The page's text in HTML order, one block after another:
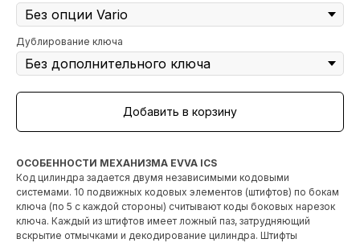
Дублирование ключа
Добавить в корзину
ОСОБЕННОСТИ МЕХАНИЗМА EVVA ICS
Код цилиндра задается двумя независимыми кодовыми
системами. 10 подвижных кодовых элементов (штифтов) по бокам
ключа (по 5 с каждой стороны) считывают коды боковых нарезок
ключа. Каждый из штифтов имеет ложный паз, затрудняющий
вскрытие отмычками и декодирование цилиндра. Штифты